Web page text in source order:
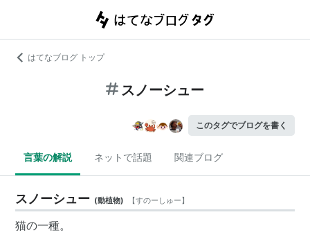
はてなブログ トップ
スノーシュー
このタグでブログを書く
言葉の解説 ネットで話題 関連ブログ
スノーシュー (動植物) 【すのーしゅー】
猫の一種。